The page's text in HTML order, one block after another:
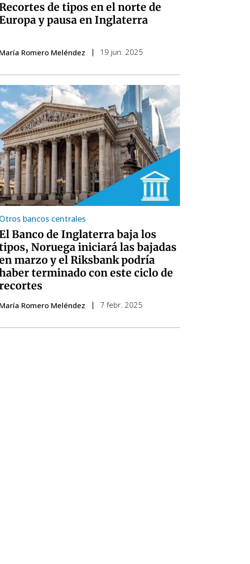
de tipos en el norte de
y pausa en Inglaterra
María Romero Meléndez 19 jun. 2025
Otros bancos centrales
Banco de Inglaterra baja los
Noruega iniciará las bajadas
marzo y el Riksbank podría
terminado con este ciclo de
recortes
María Romero Meléndez 7 febr. 2025